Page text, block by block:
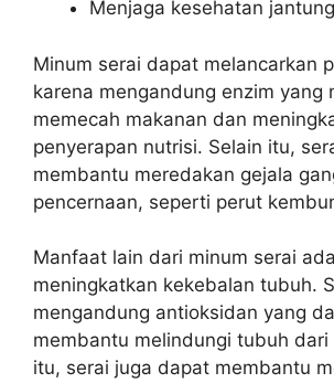
Menjaga kesehatan jantung
Minum serai dapat melancarkan
karena mengandung enzim yang
memecah makanan dan
penyerapan nutrisi. Selain itu,
membantu meredakan gejala
pencernaan, seperti perut
Manfaat lain dari minum serai
meningkatkan kekebalan tubuh.
mengandung antioksidan yang
membantu melindungi tubuh dari
itu, serai juga dapat membantu